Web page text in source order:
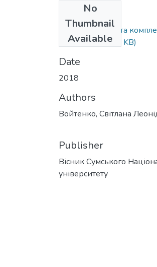
No
Thumbnail
Available
Індекси добору та
свиней.doc(72.5 KB)
Date
2018
Authors
Войтенко, Світлана
Publisher
Вісник Сумського
університету